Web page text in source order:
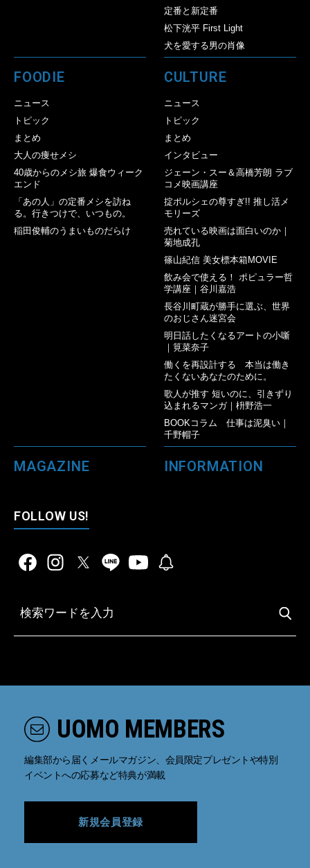
定番と新定番
松下洸平 First Light
犬を愛する男の肖像
FOODIE
ニュース
トピック
まとめ
大人の痩せメシ
40歳からのメシ旅 爆食ウィーク
エンド
「あの人」の定番メシを訪ね
る。行きつけで、いつもの。
稲田俊輔のうまいものだらけ
CULTURE
ニュース
トピック
まとめ
インタビュー
ジェーン・スー＆高橋芳朗 ラブ
コメ映画講座
掟ポルシェの尊すぎ!! 推し活メ
モリーズ
売れている映画は面白いのか｜
菊地成孔
篠山紀信 美女標本箱MOVIE
飲み会で使える！ ポピュラー哲
学講座｜谷川嘉浩
長谷川町蔵が勝手に選ぶ、世界
のおじさん迷宮会
明日話したくなるアートの小噺
｜筧菜奈子
働くを再設計する 本当は働き
たくないあなたのために。
歌人が推す 短いのに、引きずり
込まれるマンガ｜枡野浩一
BOOKコラム 仕事は泥臭い｜
千野帽子
MAGAZINE INFORMATION
FOLLOW US!
UOMO MEMBERS
編集部から届くメールマガジン、会員限定プレゼントや特別
イベントへの応募など特典が満載
新規会員登録